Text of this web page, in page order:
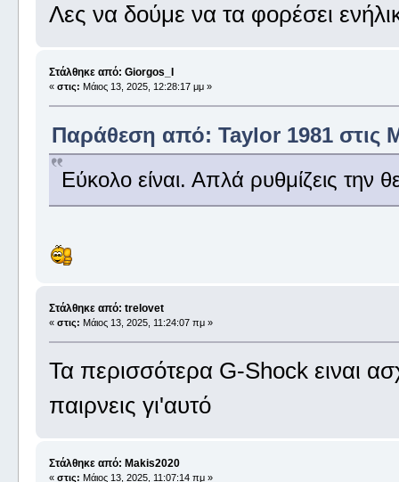
Λες να δούμε να τα φορέσει
Στάλθηκε από: Giorgos_I
« στις: Μάιος 13, 2025, 12:28:17 μμ »
Παράθεση από: Taylor 1981 στις
Εύκολο είναι. Απλά ρυθμίζεις
Στάλθηκε από: trelovet
« στις: Μάιος 13, 2025, 11:24:07 πμ »
Τα περισσότερα G-Shock ειναι
παιρνεις γι'αυτό
Στάλθηκε από: Makis2020
« στις: Μάιος 13, 2025, 11:07:14 πμ »